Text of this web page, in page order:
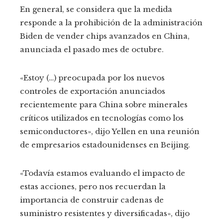
En general, se considera que la medida
responde a la prohibición de la administración
Biden de vender chips avanzados en China,
anunciada el pasado mes de octubre.
«Estoy (…) preocupada por los nuevos
controles de exportación anunciados
recientemente para China sobre minerales
críticos utilizados en tecnologías como los
semiconductores», dijo Yellen en una reunión
de empresarios estadounidenses en Beijing.
«Todavía estamos evaluando el impacto de
estas acciones, pero nos recuerdan la
importancia de construir cadenas de
suministro resistentes y diversificadas», dijo